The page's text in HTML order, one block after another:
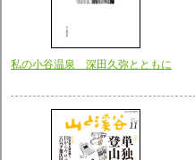
私の小谷温泉 深田久弥とともに